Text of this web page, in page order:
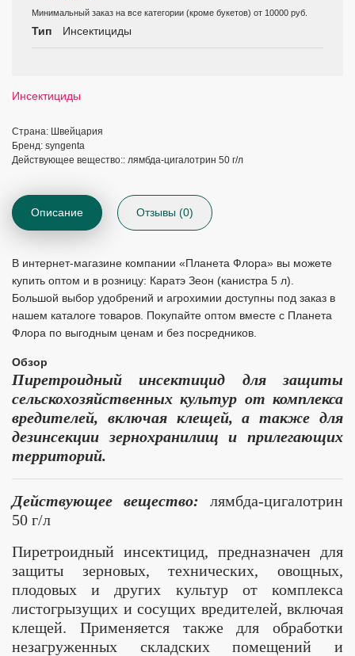
Минимальный заказ на все категории (кроме букетов) от 10000 руб.
Тип Инсектициды
Инсектициды
Страна: Швейцария
Бренд: syngenta
Действующее вещество:: лямбда-цигалотрин 50 г/л
Описание Отзывы (0)
В интернет-магазине компании «Планета Флора» вы можете
купить оптом и в розницу: Каратэ Зеон (канистра 5 л).
Большой выбор удобрений и агрохимии доступны под заказ в
нашем каталоге товаров. Покупайте оптом вместе с Планета
Флора по выгодным ценам и без посредников.
Обзор
Пиретроидный инсектицид для защиты
сельскохозяйственных культур от комплекса
вредителей, включая клещей, а также для
дезинсекции зернохранилищ и прилегающих
территорий.
Действующее вещество: лямбда-цигалотрин
50 г/л
Пиретроидный инсектицид, предназначен для
защиты зерновых, технических, овощных,
плодовых и других культур от комплекса
листогрызущих и сосущих вредителей, включая
клещей. Применяется также для обработки
незагруженных складских помещений и